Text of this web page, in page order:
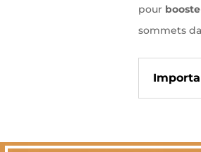
pour
sommets